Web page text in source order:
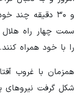
و ۳۰ دقیقه
سمت چهار راه
را با خود همراه کنند.
همزمان با غروب
شکل گرفت